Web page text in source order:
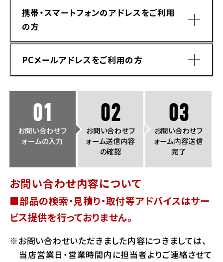
お問い合わせ
携帯・スマートフォンのアドレスをご利用
の方
ドメイン指定受信手順
PCメールアドレスをご利用の方
Yahoo!メールをご利用の方
Hotmailをご利用の方
01
お問い合わせフ
ォームの入力
02
お問い合わせフ
ォーム送信内容
の確認
03
お問い合わせフ
ォーム内容送信
完了
お問い合わせ内容について
■部品の検索・見積り・取付等アドバイスはサー
ビス提供を行っておりません。
お問い合わせいただきました内容につきましては、
当店営業日・営業時間内に担当者よりご連絡させて
福島県
ホンダドリーム 大田
ホンダドリーム 立川
ホンダドリーム 磯子
ホンダドリーム 横浜都筑
ホンダドリーム 横浜旭
ホンダドリーム 川崎宮前
ホンダドリーム 豊橋
ホンダドリーム 名古屋上小田井
ホンダドリーム 岐阜
京都府
ホンダドリーム 京都伏見
ホンダドリーム 京都北山
ホンダドリーム 神戸灘
ホンダドリーム 尼崎
ホンダドリーム 姫路
徳島県
ホンダドリーム 高松
熊本県
ホンダドリーム 熊本